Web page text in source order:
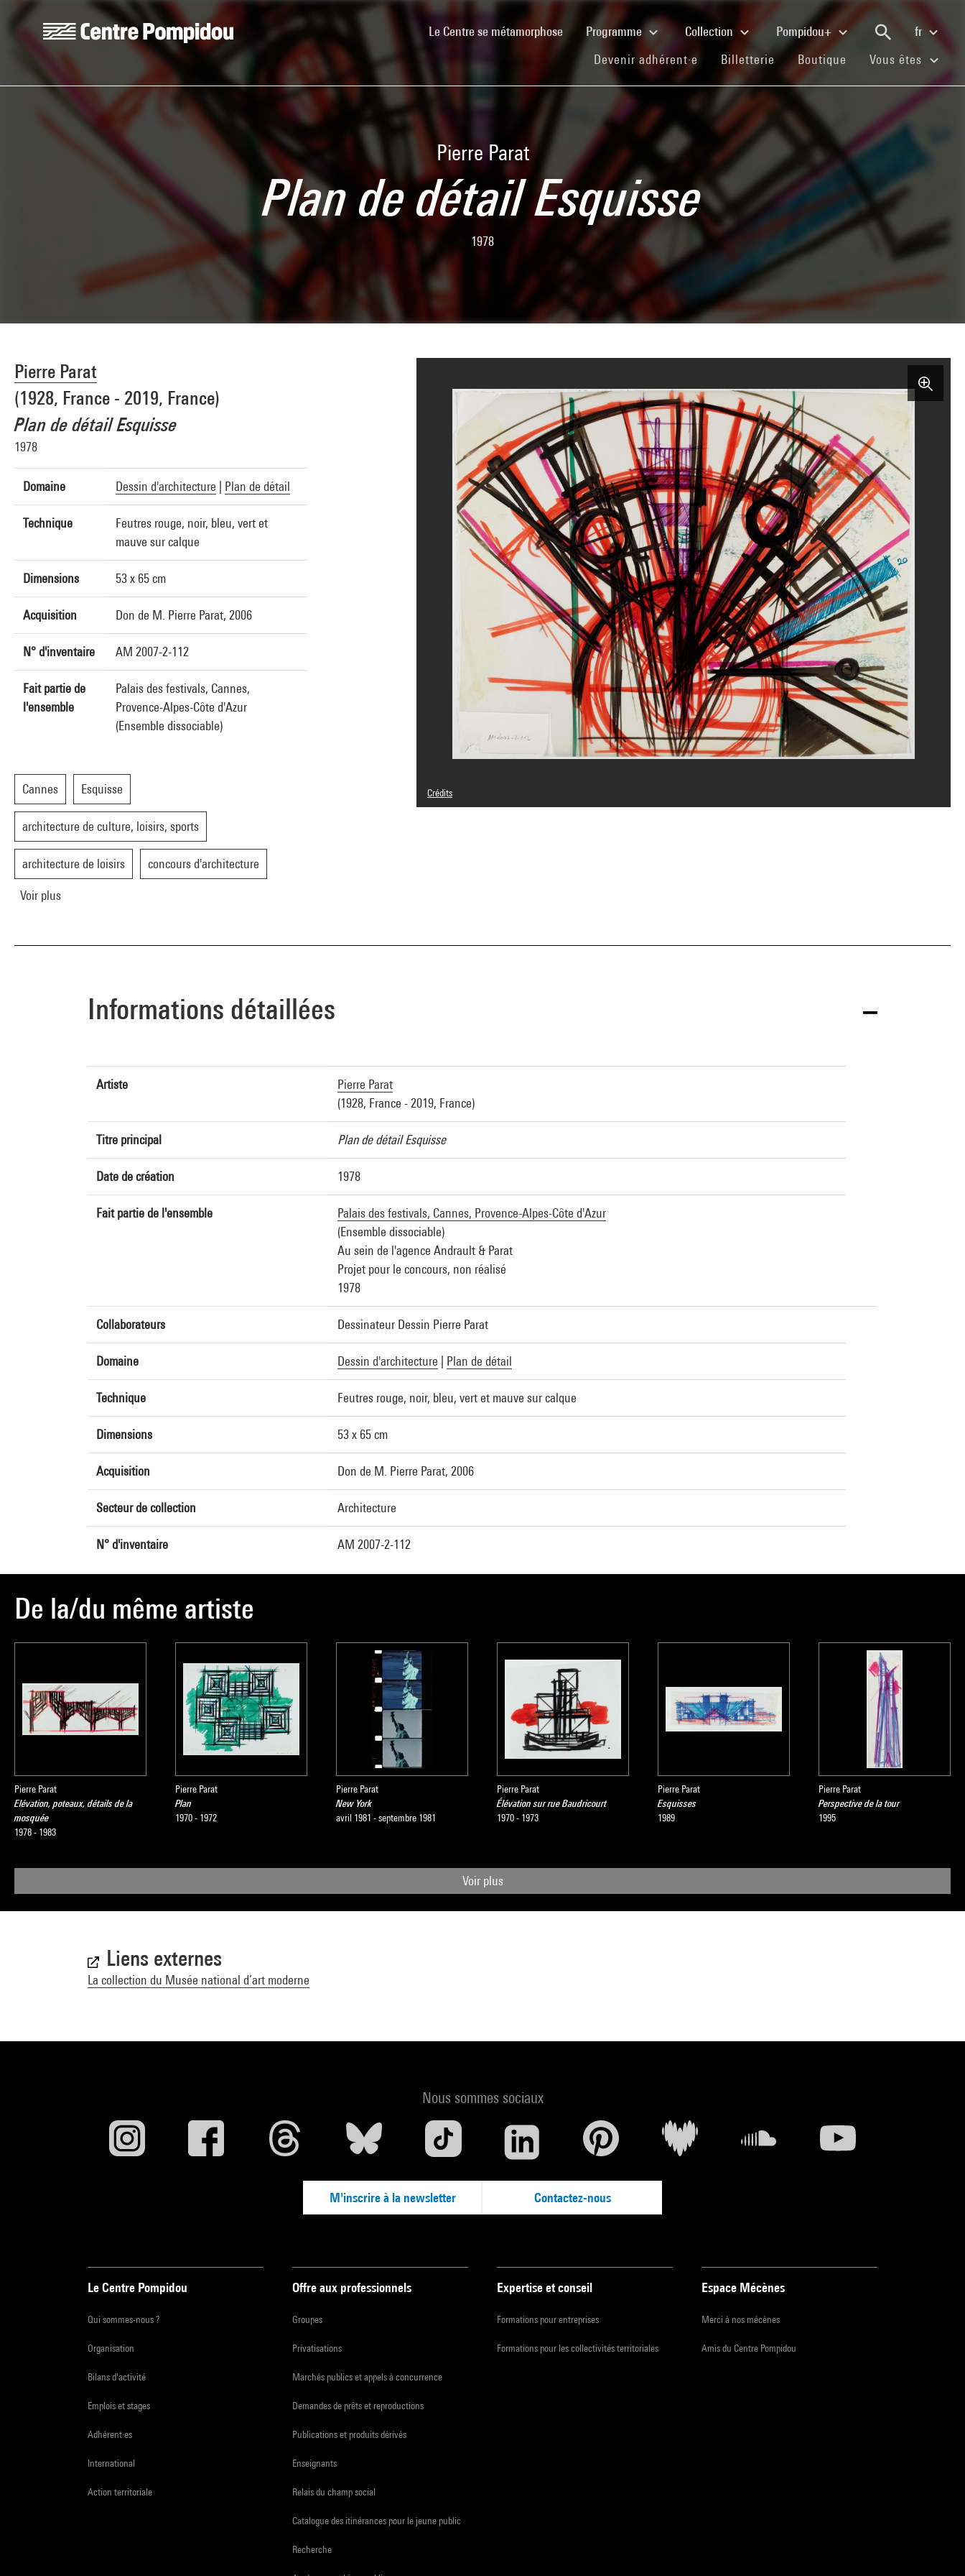
Aller au contenu principal
Centre Pompidou
Le Centre se métamorphose(current)Programme Collection Pompidou+
fr
Devenir adhérent·e (current)
Billetterie (current)
Boutique (current)
Vous êtes
Pierre Parat
Plan de détail Esquisse
1978
Pierre Parat
(1928, France - 2019, France)
Plan de détail Esquisse
1978
Domaine Dessin d'architecture Plan de détail
Technique
Feutres rouge, noir, bleu, vert et
mauve sur calque
Dimensions 53 x 65 cm
Acquisition Don de M. Pierre Parat, 2006
N° d'inventaire AM 2007-2-112
Fait partie de
l'ensemble
Palais des festivals, Cannes,
Provence-Alpes-Côte d'Azur
(Ensemble dissociable)
Cannes Esquisse
architecture de culture, loisirs, sports
architecture de loisirs concours d'architecture
Voir plus
Crédits
© Pierre Parat
Informations détaillées
Artiste
Pierre Parat
(1928, France - 2019, France)
Titre principal Plan de détail Esquisse
Date de création 1978
Fait partie de l'ensemble
Palais des festivals, Cannes, Provence-Alpes-Côte d'Azur
(Ensemble dissociable)
Au sein de l'agence Andrault & Parat
Projet pour le concours, non réalisé
1978
Collaborateurs Dessinateur Dessin Pierre Parat
Domaine Dessin d'architecture Plan de détail
Technique Feutres rouge, noir, bleu, vert et mauve sur calque
Dimensions 53 x 65 cm
Acquisition Don de M. Pierre Parat, 2006
Secteur de collection Architecture
N° d'inventaire AM 2007-2-112
De la/du même artiste
Pierre Parat
Elévation, poteaux, détails de la
mosquée
1978 - 1983
Pierre Parat
Plan
1970 - 1972
Pierre Parat
New York
avril 1981 - septembre 1981
Pierre Parat
Élévation sur rue Baudricourt
1970 - 1973
Pierre Parat
Esquisses
1989
Pierre Parat
Perspective de la tour
1995
Voir plus
Liens externes
La collection du Musée national d’art moderne
Nous sommes sociaux
M'inscrire à la newsletter Contactez-nous
Le Centre Pompidou
Qui sommes-nous ?
Organisation
Bilans d'activité
Emplois et stages
Adhérent·es
International
Action territoriale
Offre aux professionnels
Groupes
Privatisations
Marchés publics et appels à concurrence
Demandes de prêts et reproductions
Publications et produits dérivés
Enseignants
Relais du champ social
Catalogue des itinérances pour le jeune public
Recherche
Expertise et conseil
Formations pour entreprises
Formations pour les collectivités territoriales
Espace Mécènes
Merci à nos mécènes
Amis du Centre Pompidou